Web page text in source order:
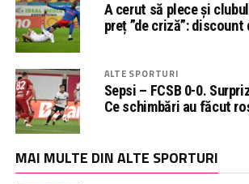
A cerut să plece și
preț ”de criză”: discount
ALTE SPORTURI
Sepsi – FCSB 0-0.
Ce schimbări au făcut
MAI MULTE DIN ALTE SPORTURI